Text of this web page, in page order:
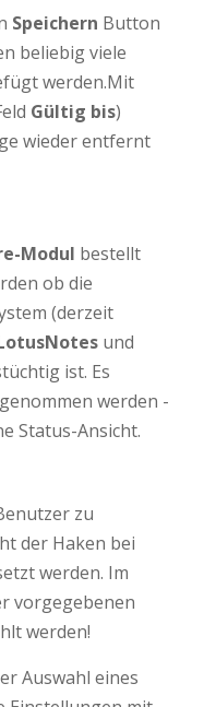
Speichern Button
beliebig viele
werden.Mit
Gültig bis)
wieder entfernt
Modul bestellt
ob die
(derzeit
und
ist. Es
werden -
Status-Ansicht.
zu
der Haken bei
werden. Im
vorgegebenen
werden!
Auswahl eines